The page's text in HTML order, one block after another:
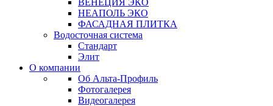
ВЕНЕЦИЯ ЭКО
НЕАПОЛЬ ЭКО
ФАСАДНАЯ ПЛИТКА
Водосточная система
Стандарт
Элит
О компании
Об Альта-Профиль
Фотогалерея
Видеогалерея